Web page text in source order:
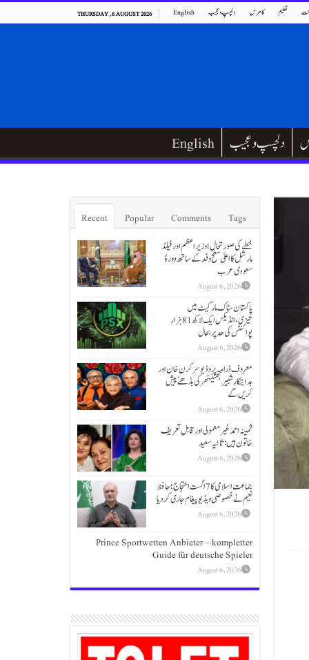
THURSDAY , 6 AUGUST 2026 English دلچسپ و عجیب کامرس تعلیم
English دلچسپ و عجیب
Recent Popular Comments
Tags
خطے کی صورتحال؛ وزیراعظم اور فیلڈ
مارشل کا اعلیٰ سطح وفد کے ساتھ دورۂ
سعودی عرب
August 6, 2026
پاکستان سٹاک مارکیٹ میں
تیزی،انڈیکس ایک لاکھ 81 ہزار
پوائنٹس کی حد پر بحال
August 6, 2026
معروف ڈرامہ پروڈیوسر کرن خان اور
ہدایتکار شبیر بھٹیًٹھرکی بڈھےًپیش
کریں گے
August 6, 2026
ثمینہ احمد غیر معمولی اور قابلِ تعریف
خاتون ہیں: ثانیہ سعید
August 6, 2026
جماعت اسلامی کا 7 اگست احتجاج؛حافظ
نعیم نے خصوصی ویڈیو پیغام جاری کردیا
August 6, 2026
Prince Sportwetten Anbieter – kompletter
Guide für deutsche Spieler
August 6, 2026